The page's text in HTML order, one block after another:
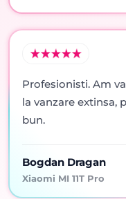
Profesionisti. Am
la vanzare extinsa,
bun.
Bogdan Dragan
Xiaomi MI 11T Pro